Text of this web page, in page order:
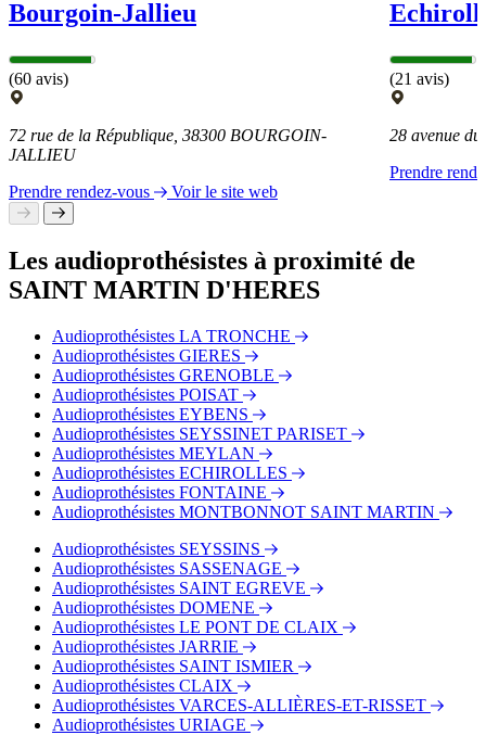
Bourgoin-Jallieu
(60 avis)
72 rue de la République, 38300 BOURGOIN-
JALLIEU
Prendre rendez-vous
Voir le site web
(21 avis)
28 avenue
Prendre
Les audioprothésistes à proximité de
SAINT MARTIN D'HERES
Audioprothésistes LA TRONCHE
Audioprothésistes GIERES
Audioprothésistes GRENOBLE
Audioprothésistes POISAT
Audioprothésistes EYBENS
Audioprothésistes SEYSSINET PARISET
Audioprothésistes MEYLAN
Audioprothésistes ECHIROLLES
Audioprothésistes FONTAINE
Audioprothésistes MONTBONNOT SAINT MARTIN
Audioprothésistes SEYSSINS
Audioprothésistes SASSENAGE
Audioprothésistes SAINT EGREVE
Audioprothésistes DOMENE
Audioprothésistes LE PONT DE CLAIX
Audioprothésistes JARRIE
Audioprothésistes SAINT ISMIER
Audioprothésistes CLAIX
Audioprothésistes VARCES-ALLIÈRES-ET-RISSET
Audioprothésistes URIAGE